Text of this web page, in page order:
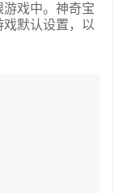
戏中。神奇宝
默认设置，以